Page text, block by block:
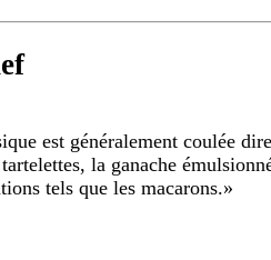
est généralement coulée
la ganache
tels que les macarons.»